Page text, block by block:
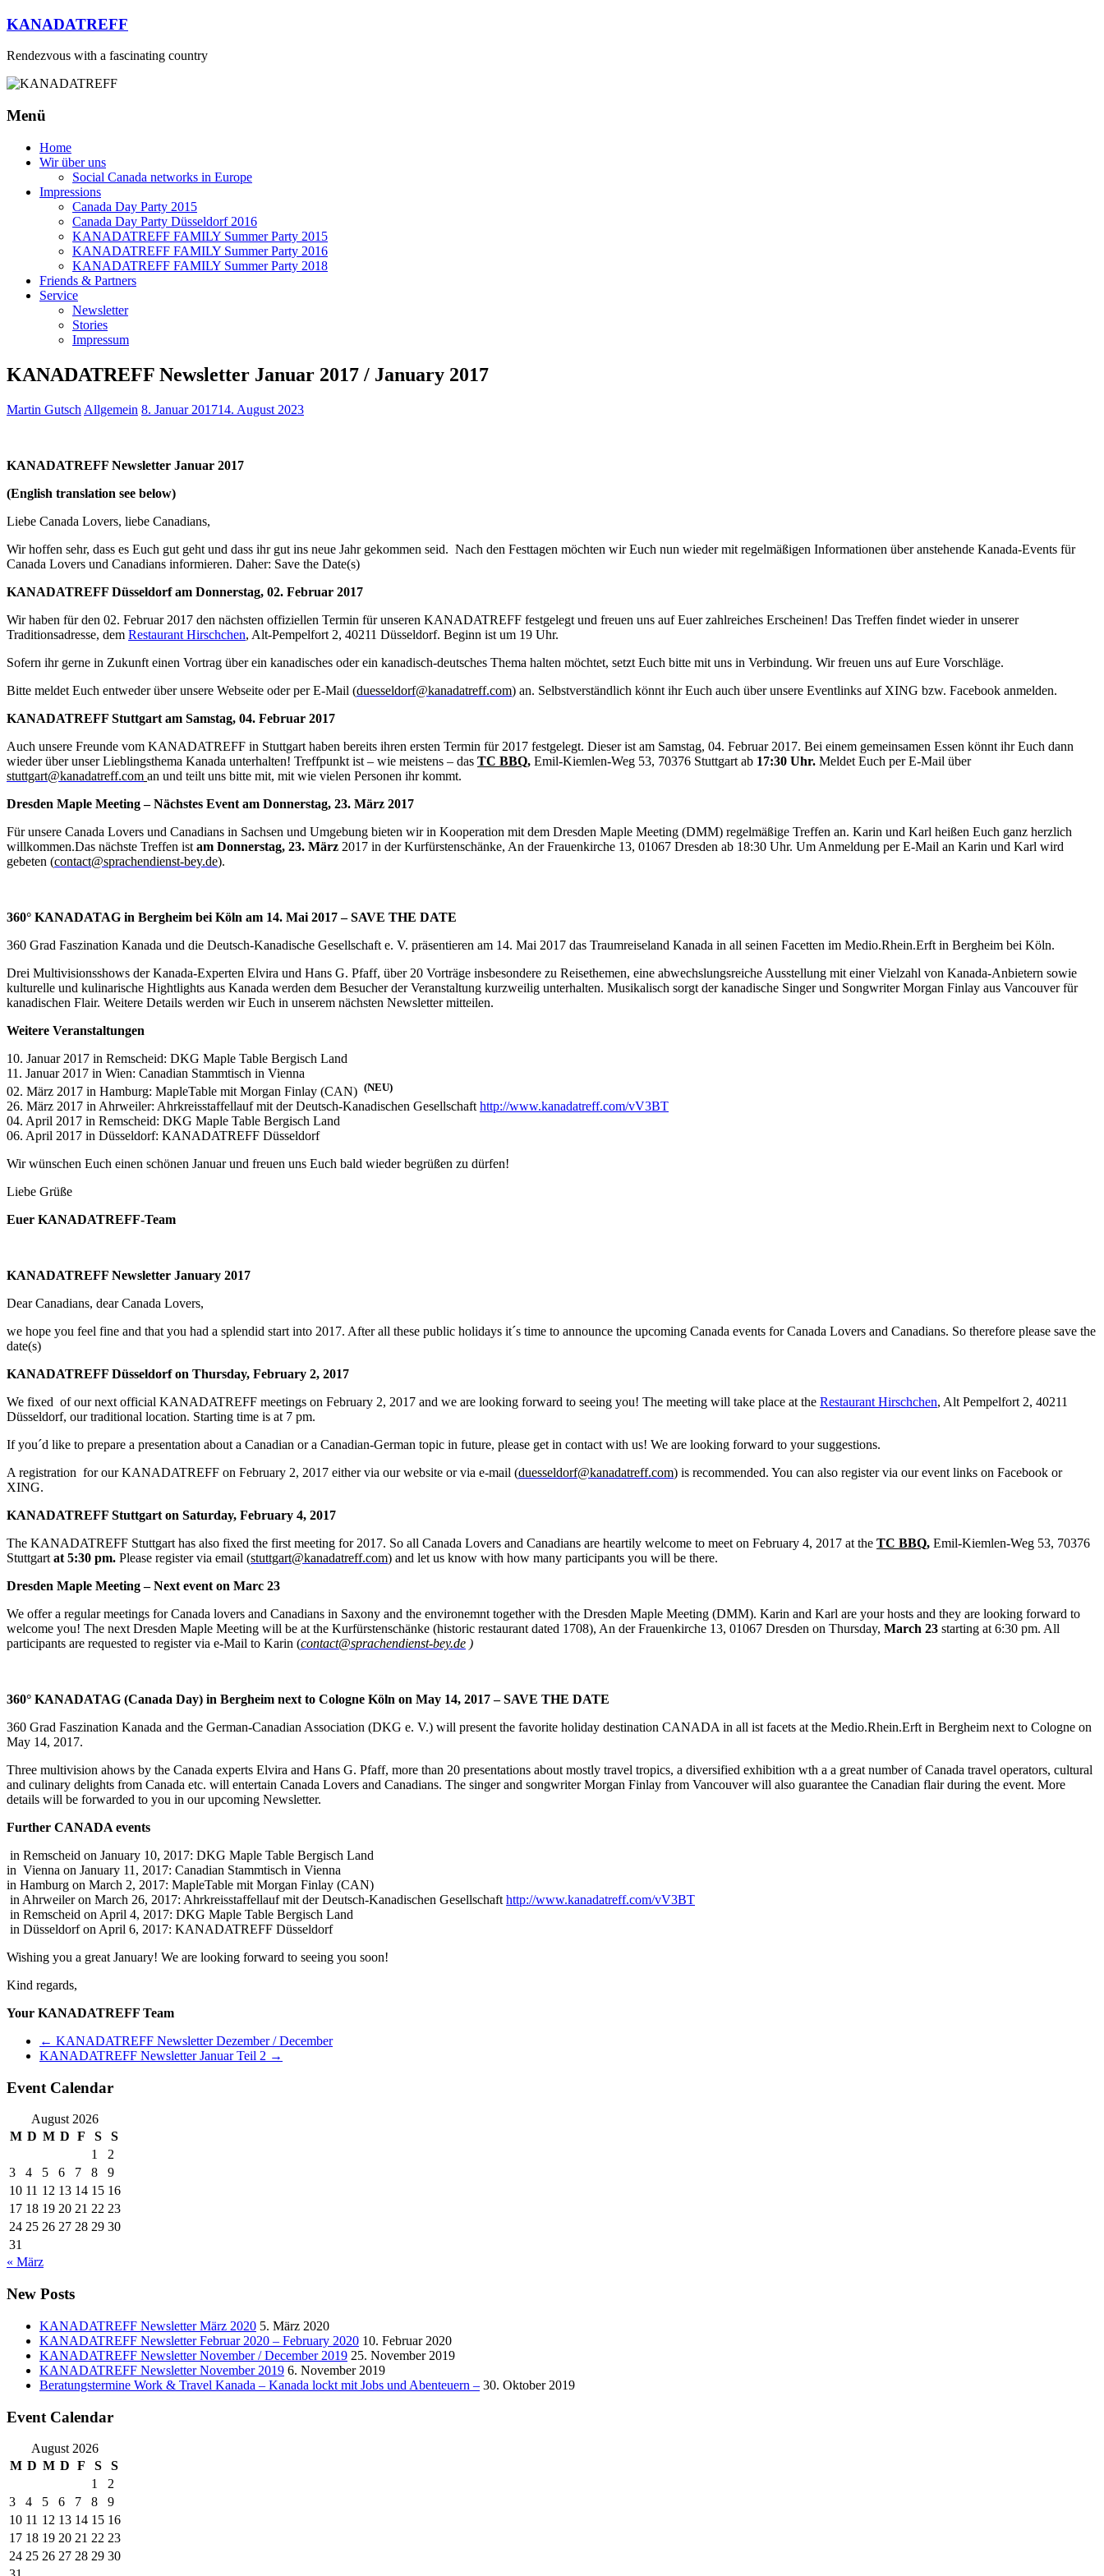
Zum
springen
KANADATREFF
Rendezvous with a fascinating country
Menü
Home
Wir über uns
Social Canada networks in Europe
Impressions
Canada Day Party 2015
Canada Day Party Düsseldorf 2016
KANADATREFF FAMILY Summer Party 2015
KANADATREFF FAMILY Summer Party 2016
KANADATREFF FAMILY Summer Party 2018
Friends & Partners
Service
Newsletter
Stories
Impressum
KANADATREFF Newsletter Januar 2017 / January 2017
Martin Gutsch Allgemein 8. Januar 201714. August 2023
KANADATREFF Newsletter Januar 2017
(English translation see below)
Liebe Canada Lovers, liebe Canadians,
Wir hoffen sehr, dass es Euch gut geht und dass ihr gut ins neue Jahr gekommen seid. Nach den Festtagen möchten wir Euch nun wieder mit regelmäßigen Informationen über anstehende Kanada-Events für
Canada Lovers und Canadians informieren. Daher: Save the Date(s)
KANADATREFF Düsseldorf am Donnerstag, 02. Februar 2017
Wir haben für den 02. Februar 2017 den nächsten offiziellen Termin für unseren KANADATREFF festgelegt und freuen uns auf Euer zahlreiches Erscheinen! Das Treffen findet wieder in unserer
Traditionsadresse, dem Restaurant Hirschchen, Alt-Pempelfort 2, 40211 Düsseldorf. Beginn ist um 19 Uhr.
Sofern ihr gerne in Zukunft einen Vortrag über ein kanadisches oder ein kanadisch-deutsches Thema halten möchtet, setzt Euch bitte mit uns in Verbindung. Wir freuen uns auf Eure Vorschläge.
Bitte meldet Euch entweder über unsere Webseite oder per E-Mail (duesseldorf@kanadatreff.com) an. Selbstverständlich könnt ihr Euch auch über unsere Eventlinks auf XING bzw. Facebook anmelden.
KANADATREFF Stuttgart am Samstag, 04. Februar 2017
Auch unsere Freunde vom KANADATREFF in Stuttgart haben bereits ihren ersten Termin für 2017 festgelegt. Dieser ist am Samstag, 04. Februar 2017. Bei einem gemeinsamen Essen könnt ihr Euch dann
wieder über unser Lieblingsthema Kanada unterhalten! Treffpunkt ist – wie meistens – das TC BBQ, Emil-Kiemlen-Weg 53, 70376 Stuttgart ab 17:30 Uhr. Meldet Euch per E-Mail über
stuttgart@kanadatreff.com an und teilt uns bitte mit, mit wie vielen Personen ihr kommt.
Dresden Maple Meeting – Nächstes Event am Donnerstag, 23. März 2017
Für unsere Canada Lovers und Canadians in Sachsen und Umgebung bieten wir in Kooperation mit dem Dresden Maple Meeting (DMM) regelmäßige Treffen an. Karin und Karl heißen Euch ganz herzlich
willkommen.Das nächste Treffen ist am Donnerstag, 23. März 2017 in der Kurfürstenschänke, An der Frauenkirche 13, 01067 Dresden ab 18:30 Uhr. Um Anmeldung per E-Mail an Karin und Karl wird
gebeten (contact@sprachendienst-bey.de).
360° KANADATAG in Bergheim bei Köln am 14. Mai 2017 – SAVE THE DATE
360 Grad Faszination Kanada und die Deutsch-Kanadische Gesellschaft e. V. präsentieren am 14. Mai 2017 das Traumreiseland Kanada in all seinen Facetten im Medio.Rhein.Erft in Bergheim bei Köln.
Drei Multivisionsshows der Kanada-Experten Elvira und Hans G. Pfaff, über 20 Vorträge insbesondere zu Reisethemen, eine abwechslungsreiche Ausstellung mit einer Vielzahl von Kanada-Anbietern sowie
kulturelle und kulinarische Hightlights aus Kanada werden dem Besucher der Veranstaltung kurzweilig unterhalten. Musikalisch sorgt der kanadische Singer und Songwriter Morgan Finlay aus Vancouver für
kanadischen Flair. Weitere Details werden wir Euch in unserem nächsten Newsletter mitteilen.
Weitere Veranstaltungen
10. Januar 2017 in Remscheid: DKG Maple Table Bergisch Land
11. Januar 2017 in Wien: Canadian Stammtisch in Vienna
02. März 2017 in Hamburg: MapleTable mit Morgan Finlay (CAN) (NEU)
26. März 2017 in Ahrweiler: Ahrkreisstaffellauf mit der Deutsch-Kanadischen Gesellschaft http://www.kanadatreff.com/vV3BT
04. April 2017 in Remscheid: DKG Maple Table Bergisch Land
06. April 2017 in Düsseldorf: KANADATREFF Düsseldorf
Wir wünschen Euch einen schönen Januar und freuen uns Euch bald wieder begrüßen zu dürfen!
Liebe Grüße
Euer KANADATREFF-Team
KANADATREFF Newsletter January 2017
Dear Canadians, dear Canada Lovers,
we hope you feel fine and that you had a splendid start into 2017. After all these public holidays it´s time to announce the upcoming Canada events for Canada Lovers and Canadians. So therefore please save the
date(s)
KANADATREFF Düsseldorf on Thursday, February 2, 2017
We fixed of our next official KANADATREFF meetings on February 2, 2017 and we are looking forward to seeing you! The meeting will take place at the Restaurant Hirschchen, Alt Pempelfort 2, 40211
Düsseldorf, our traditional location. Starting time is at 7 pm.
If you´d like to prepare a presentation about a Canadian or a Canadian-German topic in future, please get in contact with us! We are looking forward to your suggestions.
A registration for our KANADATREFF on February 2, 2017 either via our website or via e-mail (duesseldorf@kanadatreff.com) is recommended. You can also register via our event links on Facebook or
XING.
KANADATREFF Stuttgart on Saturday, February 4, 2017
The KANADATREFF Stuttgart has also fixed the first meeting for 2017. So all Canada Lovers and Canadians are heartily welcome to meet on February 4, 2017 at the TC BBQ, Emil-Kiemlen-Weg 53, 70376
Stuttgart at 5:30 pm. Please register via email (stuttgart@kanadatreff.com) and let us know with how many participants you will be there.
Dresden Maple Meeting – Next event on Marc 23
We offer a regular meetings for Canada lovers and Canadians in Saxony and the environemnt together with the Dresden Maple Meeting (DMM). Karin and Karl are your hosts and they are looking forward to
welcome you! The next Dresden Maple Meeting will be at the Kurfürstenschänke (historic restaurant dated 1708), An der Frauenkirche 13, 01067 Dresden on Thursday, March 23 starting at 6:30 pm. All
participants are requested to register via e-Mail to Karin (contact@sprachendienst-bey.de )
360° KANADATAG (Canada Day) in Bergheim next to Cologne Köln on May 14, 2017 – SAVE THE DATE
360 Grad Faszination Kanada and the German-Canadian Association (DKG e. V.) will present the favorite holiday destination CANADA in all ist facets at the Medio.Rhein.Erft in Bergheim next to Cologne on
May 14, 2017.
Three multivision ahows by the Canada experts Elvira and Hans G. Pfaff, more than 20 presentations about mostly travel tropics, a diversified exhibition wth a a great number of Canada travel operators, cultural
and culinary delights from Canada etc. will entertain Canada Lovers and Canadians. The singer and songwriter Morgan Finlay from Vancouver will also guarantee the Canadian flair during the event. More
details will be forwarded to you in our upcoming Newsletter.
Further CANADA events
in Remscheid on January 10, 2017: DKG Maple Table Bergisch Land
in Vienna on January 11, 2017: Canadian Stammtisch in Vienna
in Hamburg on March 2, 2017: MapleTable mit Morgan Finlay (CAN)
in Ahrweiler on March 26, 2017: Ahrkreisstaffellauf mit der Deutsch-Kanadischen Gesellschaft http://www.kanadatreff.com/vV3BT
in Remscheid on April 4, 2017: DKG Maple Table Bergisch Land
in Düsseldorf on April 6, 2017: KANADATREFF Düsseldorf
Wishing you a great January! We are looking forward to seeing you soon!
Kind regards,
Your KANADATREFF Team
← KANADATREFF Newsletter Dezember / December
KANADATREFF Newsletter Januar Teil 2 →
Event Calendar
August 2026
M D M D F S
S
1
2
3
4 5 6 7 8
9
10 11 12 13 14 15 16
17 18 19 20 21 22 23
24 25 26 27 28 29 30
31
« März
New Posts
KANADATREFF Newsletter März 2020 5. März 2020
KANADATREFF Newsletter Februar 2020 – February 2020 10. Februar 2020
KANADATREFF Newsletter November / December 2019 25. November 2019
KANADATREFF Newsletter November 2019 6. November 2019
Beratungstermine Work & Travel Kanada – Kanada lockt mit Jobs und Abenteuern – 30. Oktober 2019
Event Calendar
August 2026
M D M D F S
S
1
2
3
4 5 6 7 8
9
10 11 12 13 14 15 16
17 18 19 20 21 22 23
24 25 26 27 28 29 30